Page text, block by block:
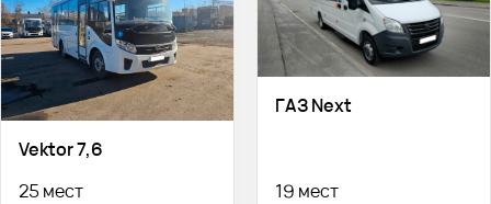
Vektor 7,6
25 мест
ГАЗ Next
19 мест